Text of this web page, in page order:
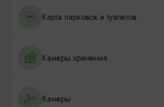
Карта парковок и туалетов
Камеры хранения
Камеры